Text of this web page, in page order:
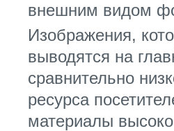
внешним видом
Изображения,
выводятся на
сравнительно
ресурса
материалы